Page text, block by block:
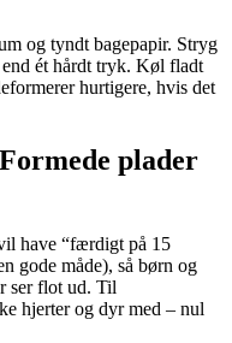
og tyndt bagepapir. Stryg
ét hårdt tryk. Køl fladt
hurtigere, hvis det
plader
have “færdigt på 15
gode måde), så børn og
ser flot ud. Til
hjerter og dyr med – nul